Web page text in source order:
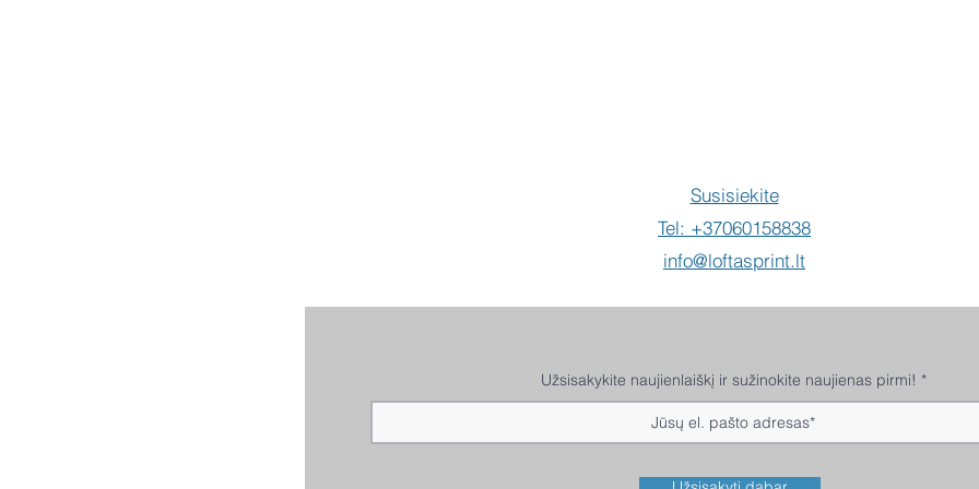
Susisiekite
Tel: +37060158838
info@loftasprint.lt
Užsisakykite naujienlaiškį ir sužinokite naujienas pirmi!